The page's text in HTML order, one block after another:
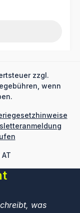
zzgl.
wenn
was